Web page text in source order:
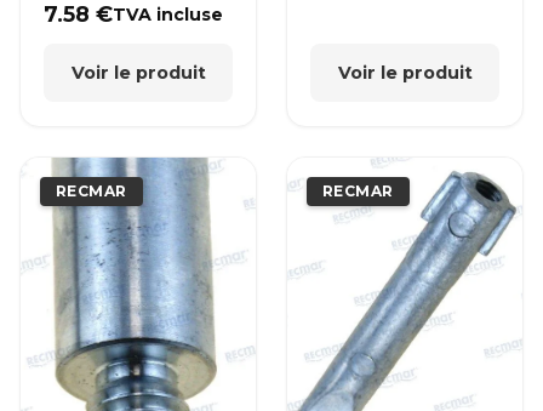
7.58€TVA incluse
Voir le produit Voir le produit
RECMAR RECMAR